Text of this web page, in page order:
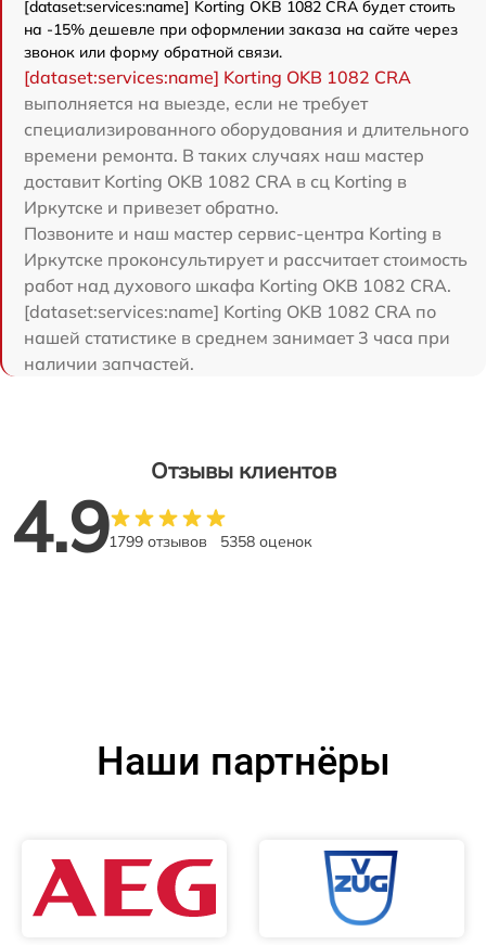
[dataset:services:name] Korting OKB 1082 CRA будет стоить
на -15% дешевле при оформлении заказа на сайте через
звонок или форму обратной связи.
[dataset:services:name] Korting OKB 1082 CRA
выполняется на выезде, если не требует
специализированного оборудования и длительного
времени ремонта. В таких случаях наш мастер
доставит Korting OKB 1082 CRA в сц Korting в
Иркутске и привезет обратно.
Позвоните и наш мастер сервис-центра Korting в
Иркутске проконсультирует и рассчитает стоимость
работ над духового шкафа Korting OKB 1082 CRA.
[dataset:services:name] Korting OKB 1082 CRA по
нашей статистике в среднем занимает 3 часа при
наличии запчастей.
Отзывы клиентов
4.91799 отзывов 5358 оценок
Наши партнёры